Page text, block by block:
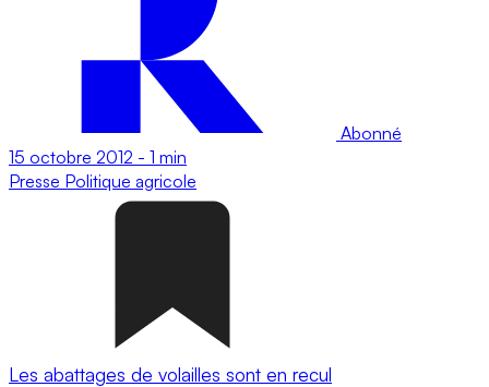
Abonné
15 octobre 2012 - 1 min
Presse Politique agricole
Les abattages de volailles sont en recul